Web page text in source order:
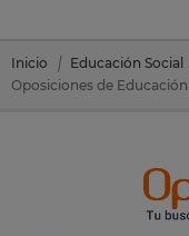
Inicio Educación Social